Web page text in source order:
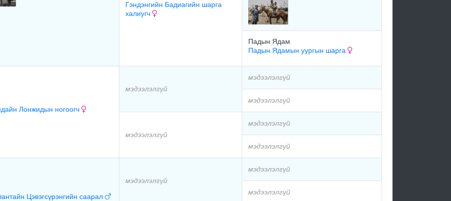
Гэндэнгийн Бадиагийн шарга
халиугч
Падын Ядам
Падын Ядамын уургын шарга
Лонжидын ногоогч
мэдээлэлгүй
мэдээлэлгүй
мэдээлэлгүй
мэдээлэлгүй
мэдээлэлгүй
мэдээлэлгүй
Цэвэгсүрэнгийн саарал
мэдээлэлгүй
мэдээлэлгүй
мэдээлэлгүй